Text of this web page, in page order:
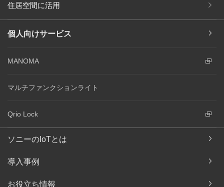
住居空間に活用
個人向けサービス
MANOMA
マルチファンクションライト
Qrio Lock
ソニーのIoTとは
導入事例
お役立ち情報